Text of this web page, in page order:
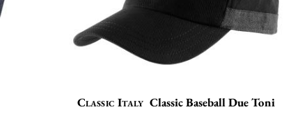
Classic Italy Classic Baseball Due Toni